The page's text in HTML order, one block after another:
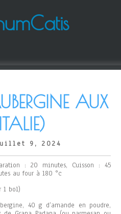
AUX
9, 2024
: 20 minutes, Cuisson : 45
au four à 180 °c
1 bol)
40 g d’amande en poudre,